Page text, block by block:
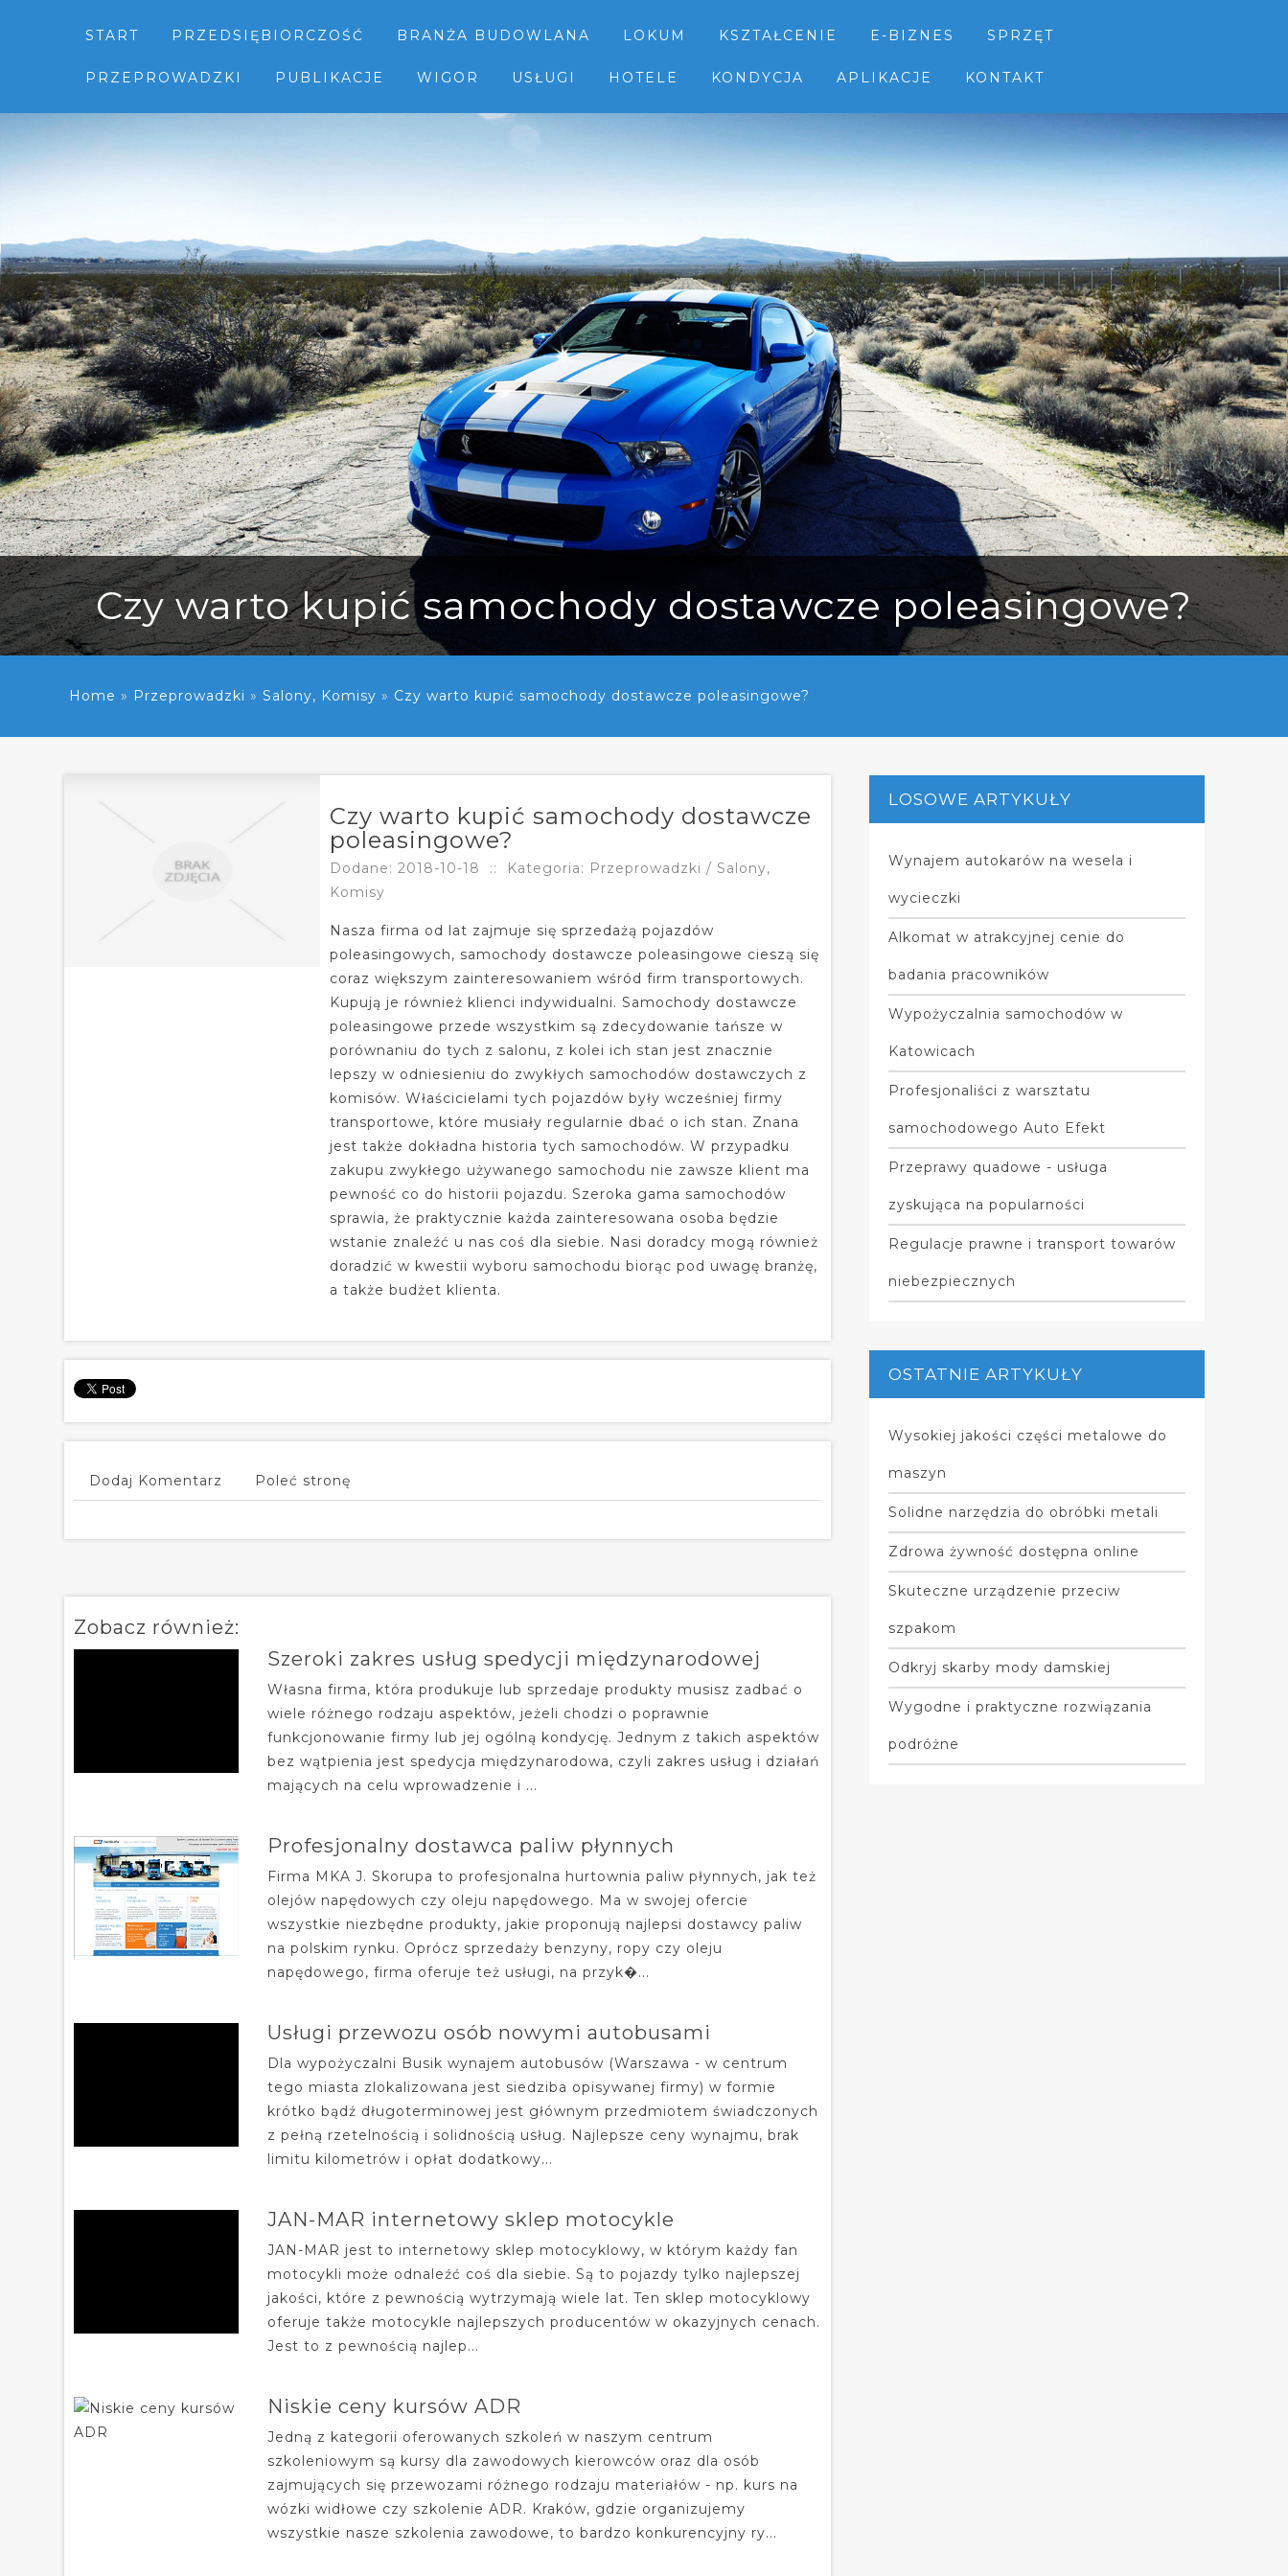
START PRZEDSIĘBIORCZOŚĆ BRANŻA BUDOWLANA LOKUM KSZTAŁCENIE E-BIZNES SPRZĘT
PRZEPROWADZKI PUBLIKACJE WIGOR USŁUGI HOTELE KONDYCJA APLIKACJE KONTAKT
Czy warto kupić samochody dostawcze poleasingowe?
Home » Przeprowadzki » Salony, Komisy » Czy warto kupić samochody dostawcze poleasingowe?
Czy warto kupić samochody dostawcze
poleasingowe?
Dodane: 2018-10-18 ::
Kategoria: Przeprowadzki / Salony,
Komisy
Nasza firma od lat zajmuje się sprzedażą pojazdów
poleasingowych, samochody dostawcze poleasingowe cieszą się
coraz większym zainteresowaniem wśród firm transportowych.
Kupują je również klienci indywidualni. Samochody dostawcze
poleasingowe przede wszystkim są zdecydowanie tańsze w
porównaniu do tych z salonu, z kolei ich stan jest znacznie
lepszy w odniesieniu do zwykłych samochodów dostawczych z
komisów. Właścicielami tych pojazdów były wcześniej firmy
transportowe, które musiały regularnie dbać o ich stan. Znana
jest także dokładna historia tych samochodów. W przypadku
zakupu zwykłego używanego samochodu nie zawsze klient ma
pewność co do historii pojazdu. Szeroka gama samochodów
sprawia, że praktycznie każda zainteresowana osoba będzie
wstanie znaleźć u nas coś dla siebie. Nasi doradcy mogą również
doradzić w kwestii wyboru samochodu biorąc pod uwagę branżę,
a także budżet klienta.
Dodaj Komentarz Poleć stronę
Zobacz również:
Szeroki zakres usług spedycji międzynarodowej
Własna firma, która produkuje lub sprzedaje produkty musisz zadbać o
wiele różnego rodzaju aspektów, jeżeli chodzi o poprawnie
funkcjonowanie firmy lub jej ogólną kondycję. Jednym z takich aspektów
bez wątpienia jest spedycja międzynarodowa, czyli zakres usług i działań
mających na celu wprowadzenie i ...
Profesjonalny dostawca paliw płynnych
Firma MKA J. Skorupa to profesjonalna hurtownia paliw płynnych, jak też
olejów napędowych czy oleju napędowego. Ma w swojej ofercie
wszystkie niezbędne produkty, jakie proponują najlepsi dostawcy paliw
na polskim rynku. Oprócz sprzedaży benzyny, ropy czy oleju
napędowego, firma oferuje też usługi, na przyk�...
Usługi przewozu osób nowymi autobusami
Dla wypożyczalni Busik wynajem autobusów (Warszawa - w centrum
tego miasta zlokalizowana jest siedziba opisywanej firmy) w formie
krótko bądź długoterminowej jest głównym przedmiotem świadczonych
z pełną rzetelnością i solidnością usług. Najlepsze ceny wynajmu, brak
limitu kilometrów i opłat dodatkowy...
JAN-MAR internetowy sklep motocykle
JAN-MAR jest to internetowy sklep motocyklowy, w którym każdy fan
motocykli może odnaleźć coś dla siebie. Są to pojazdy tylko najlepszej
jakości, które z pewnością wytrzymają wiele lat. Ten sklep motocyklowy
oferuje także motocykle najlepszych producentów w okazyjnych cenach.
Jest to z pewnością najlep...
Niskie ceny kursów ADR
Jedną z kategorii oferowanych szkoleń w naszym centrum
szkoleniowym są kursy dla zawodowych kierowców oraz dla osób
zajmujących się przewozami różnego rodzaju materiałów - np. kurs na
wózki widłowe czy szkolenie ADR. Kraków, gdzie organizujemy
wszystkie nasze szkolenia zawodowe, to bardzo konkurencyjny ry...
LOSOWE ARTYKUŁY
Wynajem autokarów na wesela i
wycieczki
Alkomat w atrakcyjnej cenie do
badania pracowników
Wypożyczalnia samochodów w
Katowicach
Profesjonaliści z warsztatu
samochodowego Auto Efekt
Przeprawy quadowe - usługa
zyskująca na popularności
Regulacje prawne i transport towarów
niebezpiecznych
OSTATNIE ARTYKUŁY
Wysokiej jakości części metalowe do
maszyn
Solidne narzędzia do obróbki metali
Zdrowa żywność dostępna online
Skuteczne urządzenie przeciw
szpakom
Odkryj skarby mody damskiej
Wygodne i praktyczne rozwiązania
podróżne